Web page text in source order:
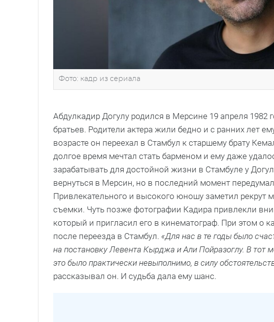
Фото: кадр из сериала
Абдулкадир Догулу родился в Мерсине 19 апреля 1982
братьев. Родители актера жили бедно и с ранних лет
возрасте он переехал в Стамбул к старшему брату
долгое время мечтал стать барменом и ему даже
зарабатывать для достойной жизни в Стамбуле у
вернуться в Мерсин, но в последний момент
Привлекательного и высокого юношу заметил рекрут
съемки. Чуть позже фотографии Кадира привлекли
который и пригласил его в кинематограф. При этом о
после переезда в Стамбул. «Для нас в те годы было
на постановку Левента Кырджа и Али Пойразоглу. В тот
это было практически невыполнимо, в силу
рассказывал он. И судьба дала ему шанс.